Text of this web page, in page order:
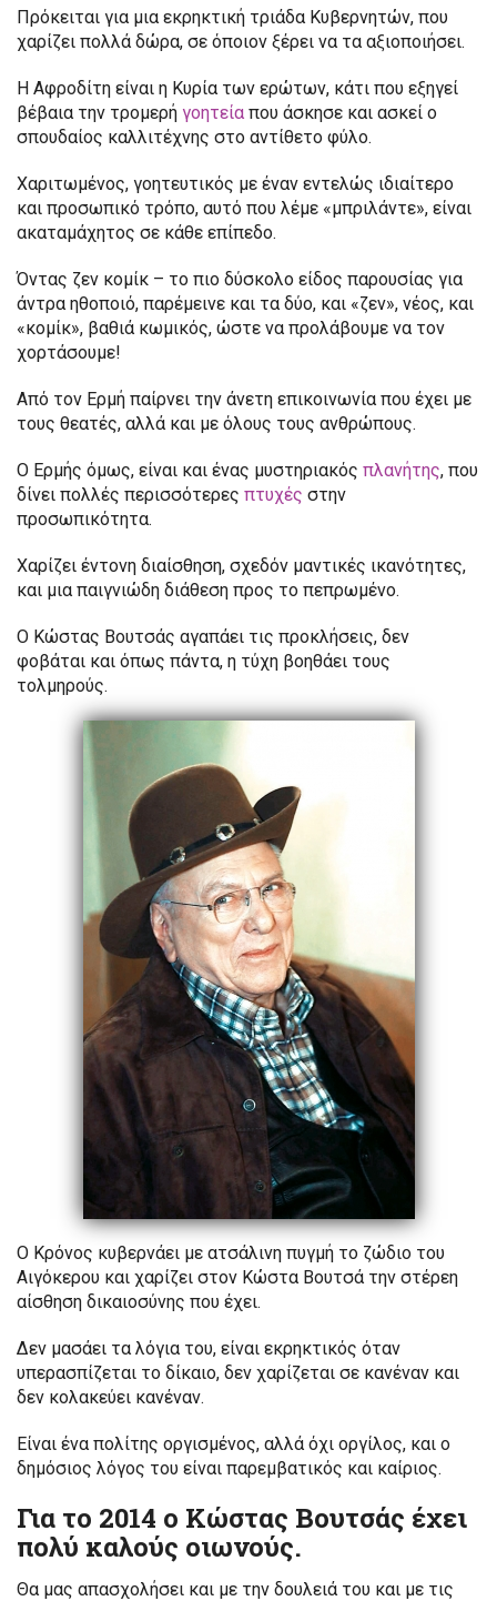
Πρόκειται για μια εκρηκτική τριάδα Κυβερνητών, που
χαρίζει πολλά δώρα, σε όποιον ξέρει να τα αξιοποιήσει.
Η Αφροδίτη είναι η Κυρία των ερώτων, κάτι που εξηγεί
βέβαια την τρομερή γοητεία που άσκησε και ασκεί ο
σπουδαίος καλλιτέχνης στο αντίθετο φύλο.
Χαριτωμένος, γοητευτικός με έναν εντελώς ιδιαίτερο
και προσωπικό τρόπο, αυτό που λέμε «μπριλάντε», είναι
ακαταμάχητος σε κάθε επίπεδο.
Όντας ζεν κομίκ – το πιο δύσκολο είδος παρουσίας για
άντρα ηθοποιό, παρέμεινε και τα δύο, και «ζεν», νέος, και
«κομίκ», βαθιά κωμικός, ώστε να προλάβουμε να τον
χορτάσουμε!
Από τον Ερμή παίρνει την άνετη επικοινωνία που έχει με
τους θεατές, αλλά και με όλους τους ανθρώπους.
Ο Ερμής όμως, είναι και ένας μυστηριακός πλανήτης, που
δίνει πολλές περισσότερες πτυχές στην
προσωπικότητα.
Χαρίζει έντονη διαίσθηση, σχεδόν μαντικές ικανότητες,
και μια παιγνιώδη διάθεση προς το πεπρωμένο.
Ο Κώστας Βουτσάς αγαπάει τις προκλήσεις, δεν
φοβάται και όπως πάντα, η τύχη βοηθάει τους
τολμηρούς.
Ο Κρόνος κυβερνάει με ατσάλινη πυγμή το ζώδιο του
Αιγόκερου και χαρίζει στον Κώστα Βουτσά την στέρεη
αίσθηση δικαιοσύνης που έχει.
Δεν μασάει τα λόγια του, είναι εκρηκτικός όταν
υπερασπίζεται το δίκαιο, δεν χαρίζεται σε κανέναν και
δεν κολακεύει κανέναν.
Είναι ένα πολίτης οργισμένος, αλλά όχι οργίλος, και ο
δημόσιος λόγος του είναι παρεμβατικός και καίριος.
Για το 2014 ο Κώστας Βουτσάς έχει
πολύ καλούς οιωνούς.
Θα μας απασχολήσει και με την δουλειά του και με τις